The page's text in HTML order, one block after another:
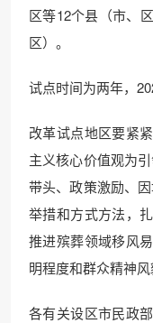
区等12个县（市、
区）。
试点时间为两年，
改革试点地区要紧
主义核心价值观为
带头、政策激励、
举措和方式方法，
推进殡葬领域移风
明程度和群众精神风
各有关设区市民政